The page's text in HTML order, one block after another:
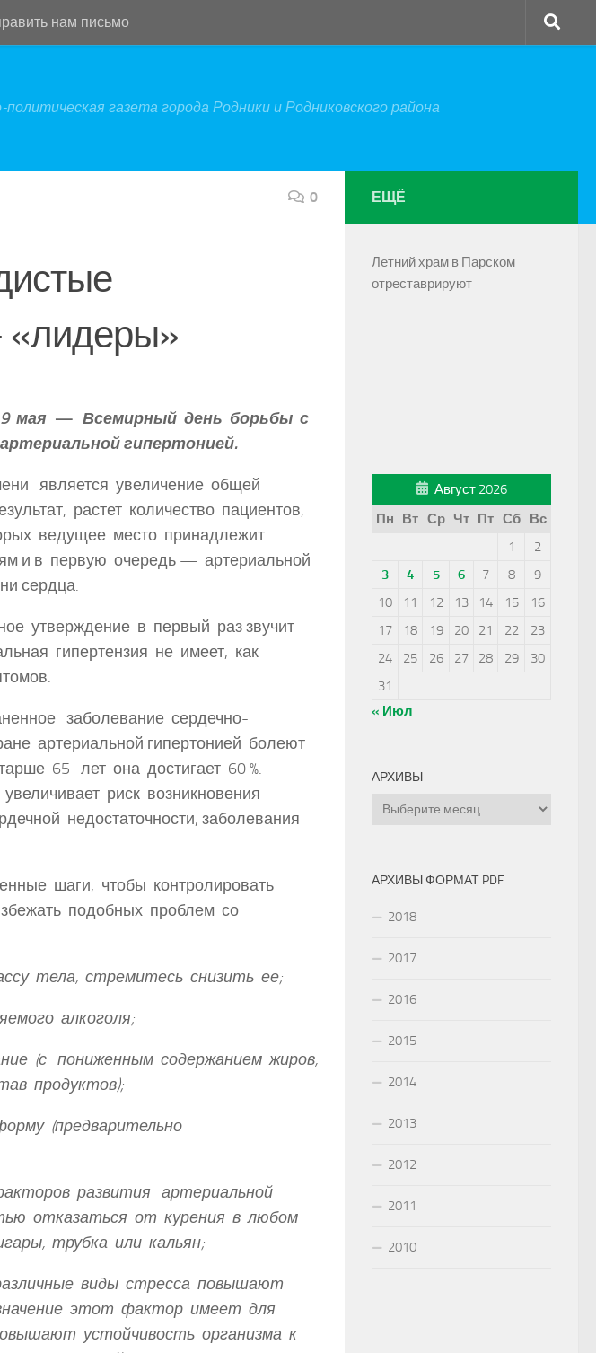
нам письмо
газета города Родники и Родниковского района
0
9 мая — Всемирный день борьбы с
артериальной гипертонией.
является увеличение общей
растет количество пациентов,
ведущее место принадлежит
и в первую очередь — артериальной
сердца.
утверждение в первый раз звучит
гипертензия не имеет, как
заболевание сердечно-
артериальной гипертонией болеют
65 лет она достигает 60 %.
риск возникновения
недостаточности, заболевания
шаги, чтобы контролировать
подобных проблем со
тела, стремитесь снизить ее;
алкоголя;
(с пониженным содержанием жиров,
продуктов);
(предварительно
развития артериальной
отказаться от курения в любом
трубка или кальян;
виды стресса повышают
этот фактор имеет для
устойчивость организма к
ЕЩЁ
Летний храм в Парском
отреставрируют
Август 2026
Пн
Вт Ср Чт Пт Сб
Вс
1
2
3
4 5 6 7 8
9
10
11 12 13 14 15
16
17
18 19 20 21 22
23
24
25 26 27 28 29
30
31
« Июл
АРХИВЫ
Архивы
АРХИВЫ ФОРМАТ PDF
2018
2017
2016
2015
2014
2013
2012
2011
2010